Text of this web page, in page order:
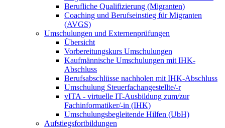
Berufliche Qualifizierung (Migranten)
Coaching und Berufseinstieg für Migranten
(AVGS)
Umschulungen und Externenprüfungen
Übersicht
Vorbereitungskurs Umschulungen
Kaufmännische Umschulungen mit IHK-
Abschluss
Berufsabschlüsse nachholen mit IHK-Abschluss
Umschulung Steuerfachangestellte/-r
vITA - virtuelle IT-Ausbildung zum/zur
Fachinformatiker/-in (IHK)
Umschulungsbegleitende Hilfen (UbH)
Aufstiegsfortbildungen